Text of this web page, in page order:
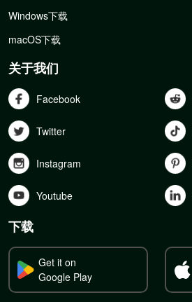
Windows下载
macOS下载
关于我们
Facebook
Twitter
Instagram
Youtube
下载
Get it on
Google Play